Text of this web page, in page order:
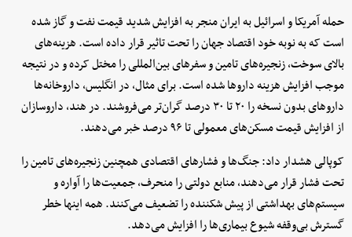
حمله آمریکا و اسرائیل به ایران منجر به افزایش شدید قیمت نفت و گاز شده
است که به نوبه خود اقتصاد جهان را تحت تاثیر قرار داده است. هزینه‌های
بالای سوخت، زنجیره‌های تامین و سفرهای بین‌المللی را مختل کرده و در نتیجه
موجب افزایش هزینه داروها شده است. برای مثال، در انگلیس، داروخانه‌ها
داروهای بدون نسخه را ۲۰ تا ۳۰ درصد گران‌تر می‌فروشند. در هند، داروسازان
از افزایش قیمت مسکن‌های معمولی تا ۹۶ درصد خبر می‌دهند.
کوپالی هشدار داد: جنگ‌ها و فشارهای اقتصادی همچنین زنجیره‌های تامین را
تحت فشار قرار می‌دهند، منابع دولتی را منحرف، جمعیت‌ها را آواره و
سیستم‌های بهداشتی از پیش شکننده را تضعیف می‌کنند. همه اینها خطر
گسترش بی‌وقفه شیوع بیماری‌ها را افزایش می‌دهد.